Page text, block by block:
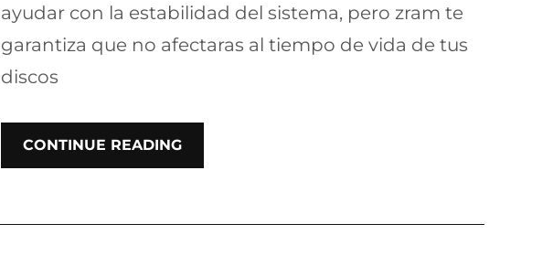
ayudar con la estabilidad del sistema, pero zram te
garantiza que no afectaras al tiempo de vida de tus
discos
CONTINUE READING